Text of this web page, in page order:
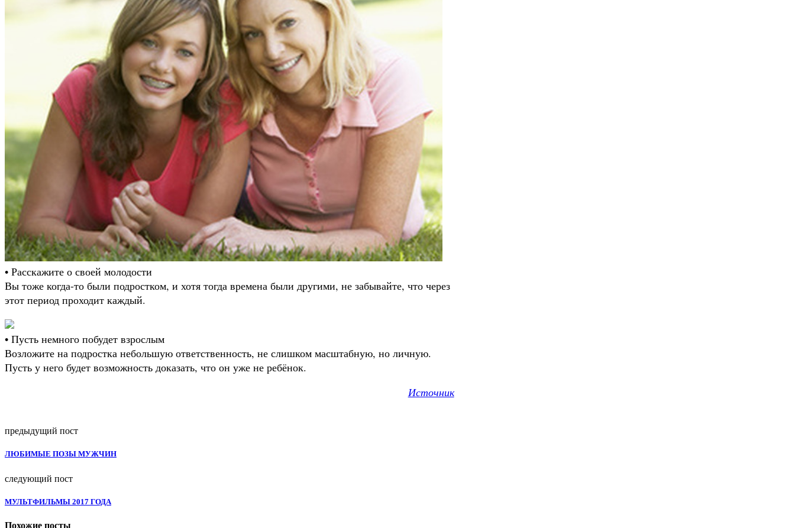
• Расскажите о своей молодости
Вы тоже когда-то были подростком, и хотя тогда времена были другими, не забывайте, что через
этот период проходит каждый.
• Пусть немного побудет взрослым
Возложите на подростка небольшую ответственность, не слишком масштабную, но личную.
Пусть у него будет возможность доказать, что он уже не ребёнок.
Источник
предыдущий пост
ЛЮБИМЫЕ ПОЗЫ МУЖЧИН
следующий пост
МУЛЬТФИЛЬМЫ 2017 ГОДА
Похожие посты